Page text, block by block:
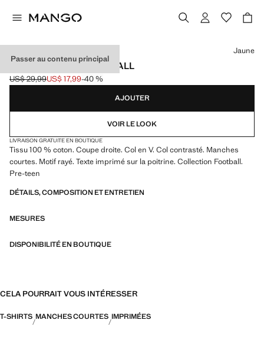
Passer au contenu principal
T-SHIRT BRÉSIL FOOTBALL
Prix initial barré [US$ 29,99 ]
US$ 29,99
Prix actuel [US$ 17,99 ]
US$ 17,99-40 %
Choisissez une couleur
Jaune
AJOUTER
VOIR LE LOOK
LIVRAISON GRATUITE EN BOUTIQUE
Tissu 100 % coton. Coupe droite. Col en V. Col contrasté. Manches
courtes. Motif rayé. Texte imprimé sur la poitrine. Collection Football.
Pre-teen
DÉTAILS, COMPOSITION ET ENTRETIEN
MESURES
DISPONIBILITÉ EN BOUTIQUE
CELA POURRAIT VOUS INTÉRESSER
T-SHIRTS MANCHES COURTES IMPRIMÉES